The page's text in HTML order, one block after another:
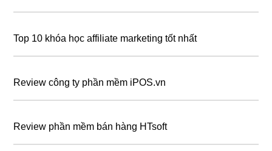
Top 10 khóa học affiliate marketing tốt nhất
Review công ty phần mềm iPOS.vn
Review phần mềm bán hàng HTsoft